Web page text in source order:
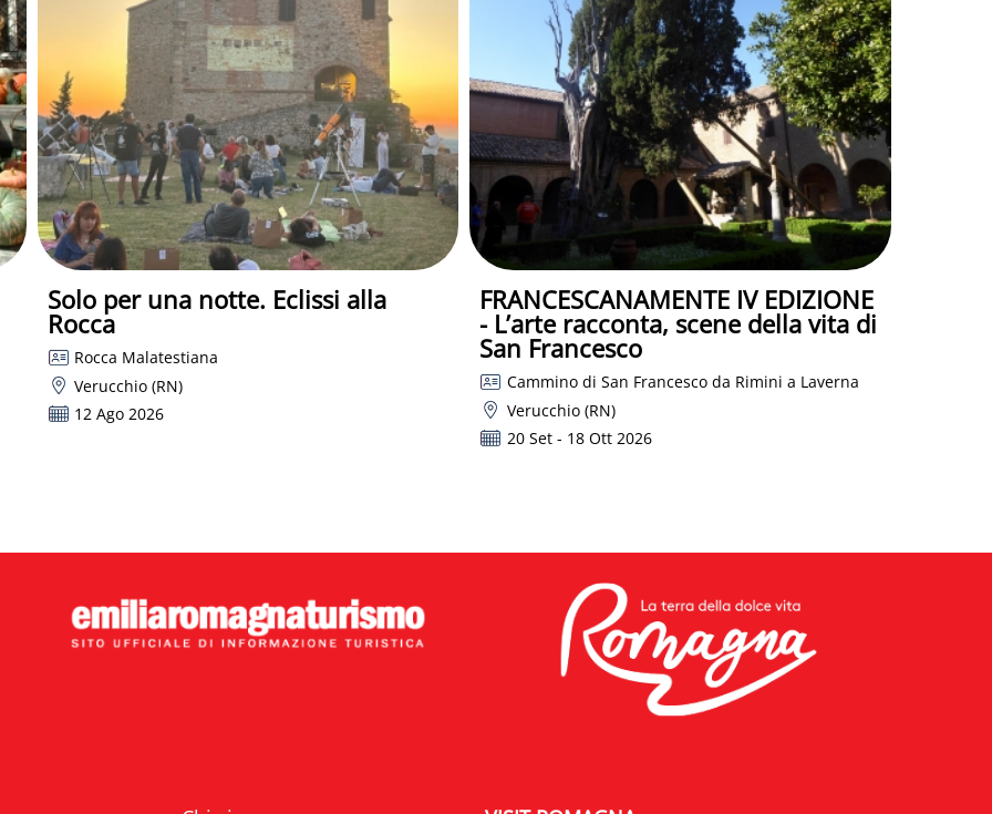
Solo per una notte. Eclissi alla
Rocca
Rocca Malatestiana
Verucchio (RN)
12 Ago 2026
FRANCESCANAMENTE IV EDIZIONE
- L’arte racconta, scene della vita di
San Francesco
Cammino di San Francesco da Rimini a Laverna
Verucchio (RN)
20 Set - 18 Ott 2026